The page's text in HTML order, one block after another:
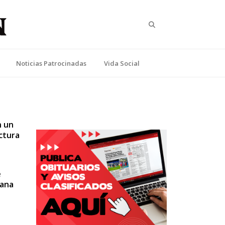
Noticias Patrocinadas Vida Social
un